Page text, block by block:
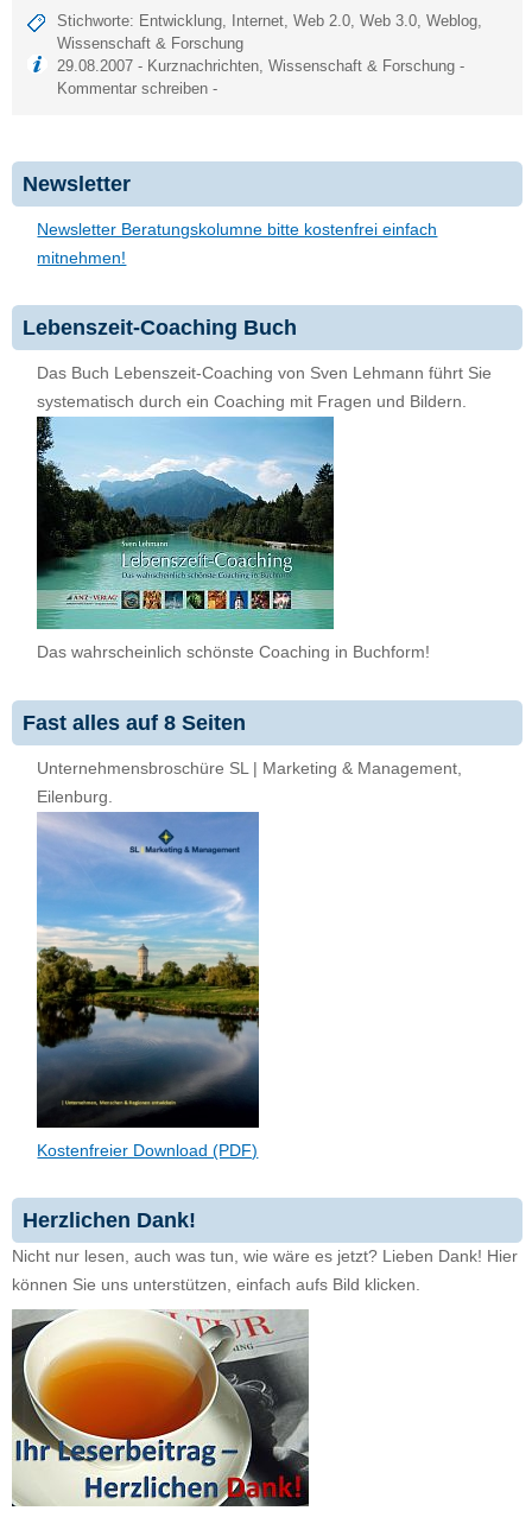
Stichworte: Entwicklung Internet ,Web 2.0 ,Web 3.0 ,Weblog
Wissenschaft & Forschung
29.08.2007 - Kurznachrichten ,Wissenschaft & Forschung -
Kommentar schreiben -
Newsletter
Newsletter Beratungskolumne bitte kostenfrei einfach
mitnehmen!
Lebenszeit-Coaching Buch
Das Buch Lebenszeit-Coaching von Sven Lehmann führt Sie
systematisch durch ein Coaching mit Fragen und Bildern.
Das wahrscheinlich schönste Coaching in Buchform!
Fast alles auf 8 Seiten
Unternehmensbroschüre SL | Marketing & Management,
Eilenburg.
Kostenfreier Download (PDF)
Herzlichen Dank!
Nicht nur lesen, auch was tun, wie wäre es jetzt? Lieben Dank! Hier
können Sie uns unterstützen, einfach aufs Bild klicken.